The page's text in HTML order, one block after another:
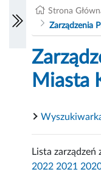
Strona
Zarządzenia
Miasta
Lista zarządzeń
2022 2021